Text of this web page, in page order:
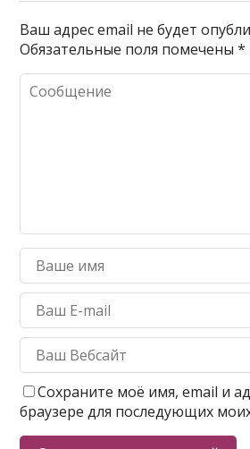
Ваш адрес email не будет
Обязательные поля помечены*
Сохраните моё имя, email и
браузере для последующих